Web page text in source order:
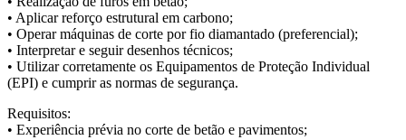
• Aplicar reforço estrutural em carbono;
• Operar máquinas de corte por fio diamantado (preferencial);
• Interpretar e seguir desenhos técnicos;
• Utilizar corretamente os Equipamentos de Proteção Individual
(EPI) e cumprir as normas de segurança.
Requisitos:
• Experiência prévia no corte de betão e pavimentos;